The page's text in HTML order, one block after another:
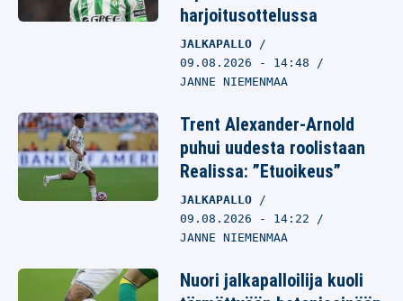
harjoitusottelussa
JALKAPALLO
09.08.2026 - 14:48
JANNE NIEMENMAA
Trent Alexander-Arnold
puhui uudesta roolistaan
Realissa: ”Etuoikeus”
JALKAPALLO
09.08.2026 - 14:22
JANNE NIEMENMAA
Nuori jalkapalloilija kuoli